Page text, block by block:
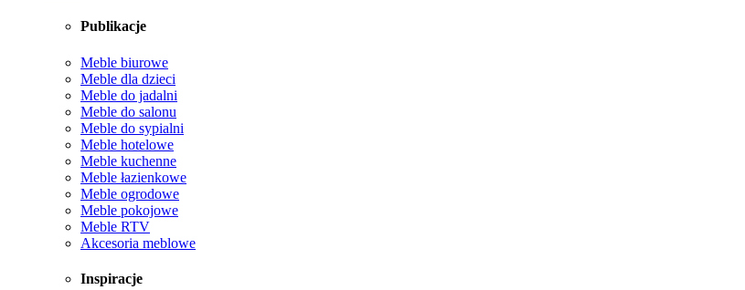
Publikacje
Meble biurowe
Meble dla dzieci
Meble do jadalni
Meble do salonu
Meble do sypialni
Meble hotelowe
Meble kuchenne
Meble łazienkowe
Meble ogrodowe
Meble pokojowe
Meble RTV
Akcesoria meblowe
Inspiracje